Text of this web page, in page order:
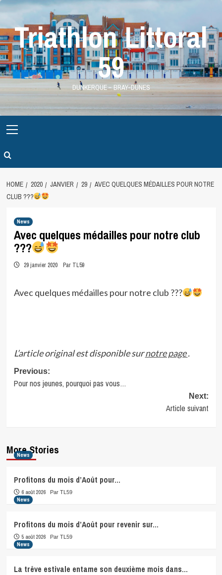
Skip
contentTriathlon Littoral
59
DUNKERQUE – BRAY-DUNES
Menu
HOME 2020 JANVIER 29
AVEC QUELQUES MÉDAILLES POUR NOTRE
CLUB ???
News
Avec quelques médailles pour notre club
???
29 janvier 2020 Par TL59
Avec quelques médailles pour notre club ???
L’article original est disponible surnotre page.
Post
navigation
Previous:
Pour nos jeunes, pourquoi pas vous…
Next:
Article suivant
More Stories
News
Profitons du mois d’Août pour…
6 août 2026 Par TL59
News
Profitons du mois d’Août pour revenir sur…
5 août 2026 Par TL59
News
La trêve estivale entame son deuxième mois dans…